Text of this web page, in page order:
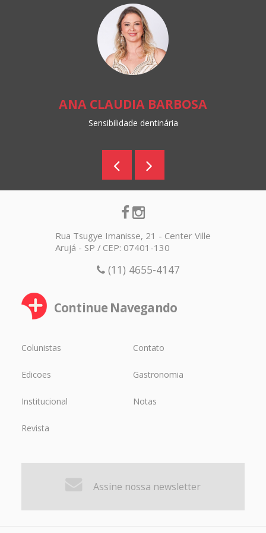
ANA CLAUDIA BARBOSA
Sensibilidade dentinária
Rua Tsugye Imanisse, 21 - Center Ville
Arujá - SP / CEP: 07401-130
(11) 4655-4147
Continue Navegando
Colunistas Contato
Edicoes Gastronomia
Institucional Notas
Revista
Assine nossa newsletter